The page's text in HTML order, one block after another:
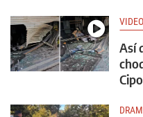
VIDEO
Así